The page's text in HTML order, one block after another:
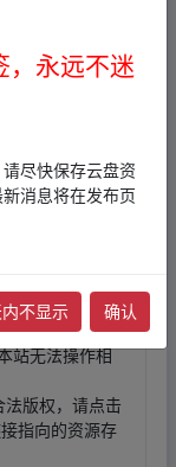
布的网盘链接
其版权归版权方
站无法操作相
版权，请点击
指向的资源存
，永远不迷
尽快保存云盘资
消息将在发布页
不显示 确认